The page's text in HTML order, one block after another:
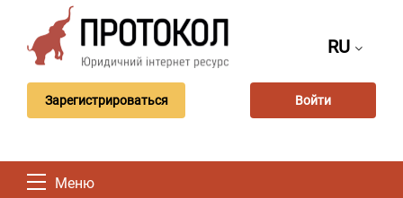
RU
Зарегистрироваться Войти
Меню